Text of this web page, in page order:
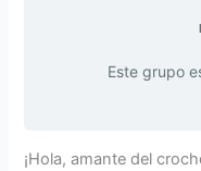
Este grupo
¡Hola, amante del